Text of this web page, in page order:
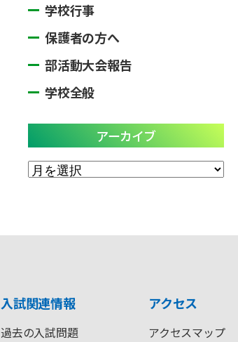
学校行事
保護者の方へ
部活動大会報告
学校全般
アーカイブ
ア
ー
ブ
入試関連情報
過去の入試問題
アクセス
アクセスマップ